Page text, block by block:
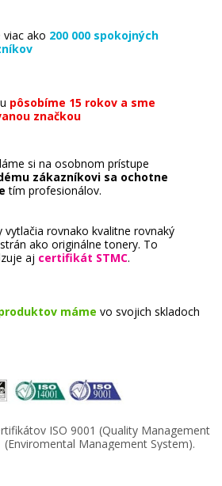
viac ako 200 000 spokojných
pôsobíme 15 rokov a sme
značkou
si na osobnom prístupe
zákazníkovi sa ochotne
tím profesionálov.
vytlačia rovnako kvalitne rovnaký
ako originálne tonery. To
aj certifikát STMC.
máme vo svojich skladoch
ISO 9001 (Quality Management
(Enviromental Management System).